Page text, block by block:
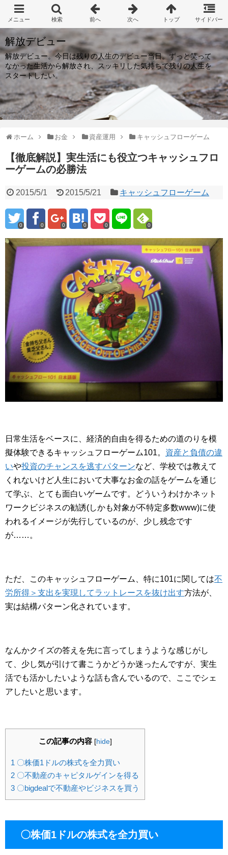
解放デビュー
解放デビュー。今日は残りの人生のデビュー当日。ずっと笑って
なかった生活から解放され、スッキリした気持ちで残りの人生を
スタートしたい。
ホーム お金 資産運用 キャッシュフローゲーム
【徹底解説】実生活にも役立つキャッシュフロ
ーゲームの必勝法
2015/5/1 2015/5/21 キャッシュフローゲーム
0 0 0 0 0 0
日常生活をベースに、経済的自由を得るための道のりを模
擬体験できるキャッシュフローゲーム101。 資産と負債の違
いや投資のチャンスを逃すパターンなど、学校では教えて
くれないけど人生において大事なお金の話をゲームを通じ
て学ぶ、とても面白いゲームです。どういうわけかネット
ワークビジネスの勧誘(しかも対象が不特定多数www)に使
われるイメージが先行しているのが、少し残念です
が……。
ただ、このキャッシュフローゲーム、特に101に関しては不
労所得＞支出を実現してラットレースを抜け出す方法が、
実は結構パターン化されています。
なんかクイズの答えを先に言ってしまうような感じがし
て、少し気が引けて書こうかどうか迷ったんですが、実生
活でも活かしたいような話も含んでいるので、ここでシェ
アしたいと思います。
この記事の内容 [hide]
1 〇株価1ドルの株式を全力買い
2 〇不動産のキャピタルゲインを得る
3 〇bigdealで不動産やビジネスを買う
〇株価1ドルの株式を全力買い